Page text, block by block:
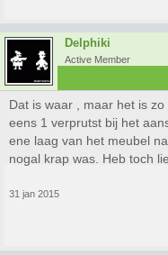
Delphiki
Active Member
Dat is waar , maar het is
eens 1 verprutst bij het
ene laag van het meubel
nogal krap was. Heb toch
31 jan 2015